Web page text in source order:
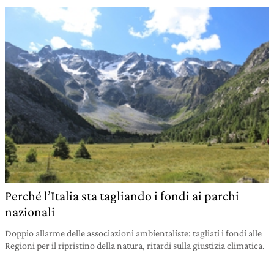
Perché l’Italia sta tagliando i fondi ai parchi
nazionali
Doppio allarme delle associazioni ambientaliste: tagliati i fondi alle
Regioni per il ripristino della natura, ritardi sulla giustizia climatica.